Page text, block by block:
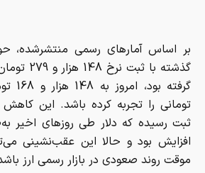
بر اساس آمارهای رسمی منتشرشده،
گذشته با
تومانی را تجربه کرده باشد. این
ثبت رسیده که دلار طی روزهای اخیر
افزایش بود و حالا این عقب‌نشینی
موقت روند صعودی در بازار رسمی ارز